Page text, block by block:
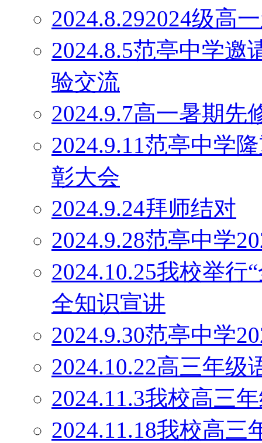
2024.8.292024级高
2024.8.5范亭中学邀
验交流
2024.9.7高一暑期先
2024.9.11范亭中学
彰大会
2024.9.24拜师结对
2024.9.28范亭中学
2024.10.25我校举行
全知识宣讲
2024.9.30范亭中学
2024.10.22高三年
2024.11.3我校高三
2024.11.18我校高三